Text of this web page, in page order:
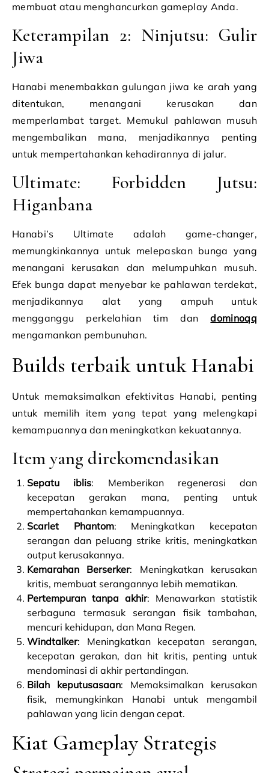
membuat atau menghancurkan gameplay Anda.
Keterampilan 2: Ninjutsu: Gulir
Jiwa
Hanabi menembakkan gulungan jiwa ke arah yang
ditentukan, menangani kerusakan dan
memperlambat target. Memukul pahlawan musuh
mengembalikan mana, menjadikannya penting
untuk mempertahankan kehadirannya di jalur.
Ultimate: Forbidden Jutsu:
Higanbana
Hanabi’s Ultimate adalah game-changer,
memungkinkannya untuk melepaskan bunga yang
menangani kerusakan dan melumpuhkan musuh.
Efek bunga dapat menyebar ke pahlawan terdekat,
menjadikannya alat yang ampuh untuk
mengganggu perkelahian tim dandominoqq
mengamankan pembunuhan.
Builds terbaik untuk Hanabi
Untuk memaksimalkan efektivitas Hanabi, penting
untuk memilih item yang tepat yang melengkapi
kemampuannya dan meningkatkan kekuatannya.
Item yang direkomendasikan
Sepatu iblis: Memberikan regenerasi dan
kecepatan gerakan mana, penting untuk
mempertahankan kemampuannya.
Scarlet Phantom: Meningkatkan kecepatan
serangan dan peluang strike kritis, meningkatkan
output kerusakannya.
Kemarahan Berserker: Meningkatkan kerusakan
kritis, membuat serangannya lebih mematikan.
Pertempuran tanpa akhir: Menawarkan statistik
serbaguna termasuk serangan fisik tambahan,
mencuri kehidupan, dan Mana Regen.
Windtalker: Meningkatkan kecepatan serangan,
kecepatan gerakan, dan hit kritis, penting untuk
mendominasi di akhir pertandingan.
Bilah keputusasaan: Memaksimalkan kerusakan
fisik, memungkinkan Hanabi untuk mengambil
pahlawan yang licin dengan cepat.
Kiat Gameplay Strategis